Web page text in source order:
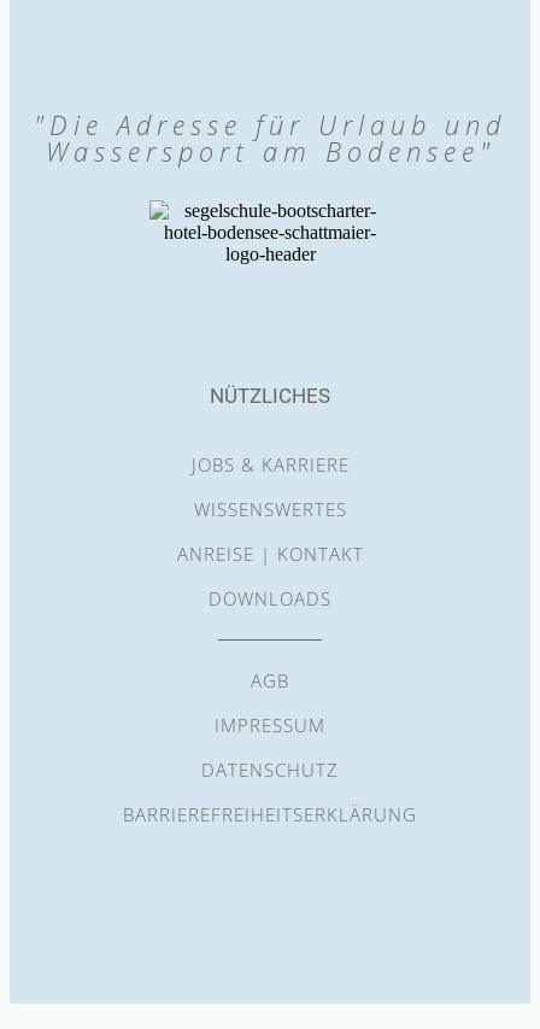
"Die Adresse für Urlaub und
Wassersport am Bodensee"
NÜTZLICHES
JOBS & KARRIERE
WISSENSWERTES
ANREISE | KONTAKT
DOWNLOADS
AGB
IMPRESSUM
DATENSCHUTZ
BARRIEREFREIHEITSERKLÄRUNG